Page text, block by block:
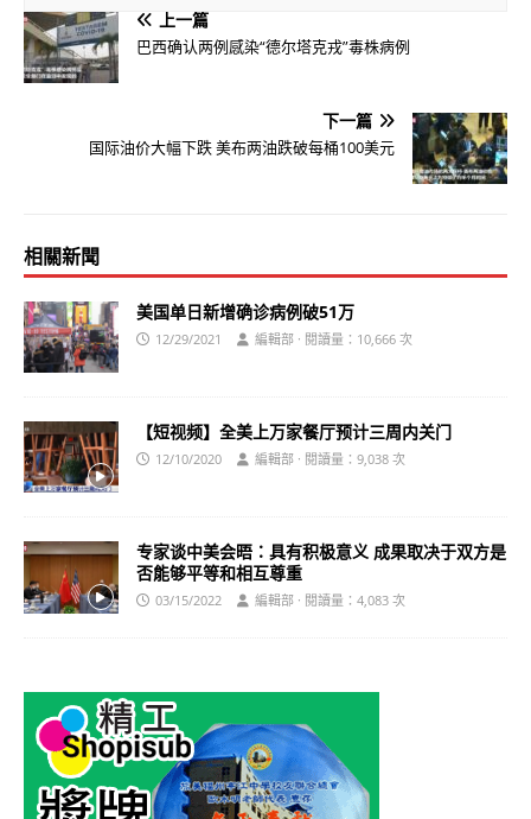
上一篇
巴西确认两例感染“德尔塔克戎”毒株病例
下一篇
国际油价大幅下跌 美布两油跌破每桶100美元
相關新聞
美国单日新增确诊病例破51万
12/29/2021 編輯部 · 閱讀量：10,666 次
【短视频】全美上万家餐厅预计三周内关门
12/10/2020 編輯部 · 閱讀量：9,038 次
专家谈中美会晤：具有积极意义 成果取决于双方是
否能够平等和相互尊重
03/15/2022 編輯部 · 閱讀量：4,083 次